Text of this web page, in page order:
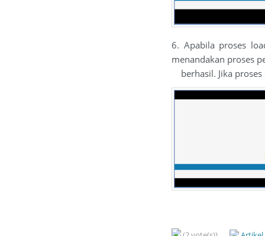
6. Apabila proses
menandakan proses
berhasil. Jika